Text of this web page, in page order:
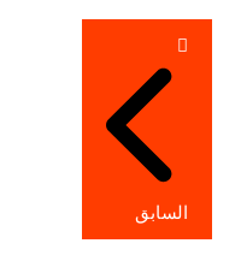
تصفّح
المقالات
السابق